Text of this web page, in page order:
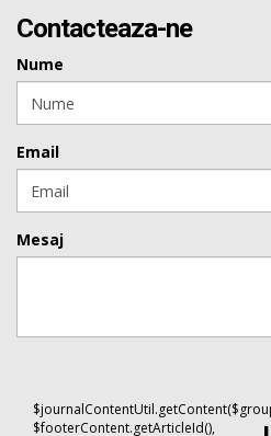
Contacteaza-ne
Nume
Email
Mesaj
$footerContent.getArticleId(),